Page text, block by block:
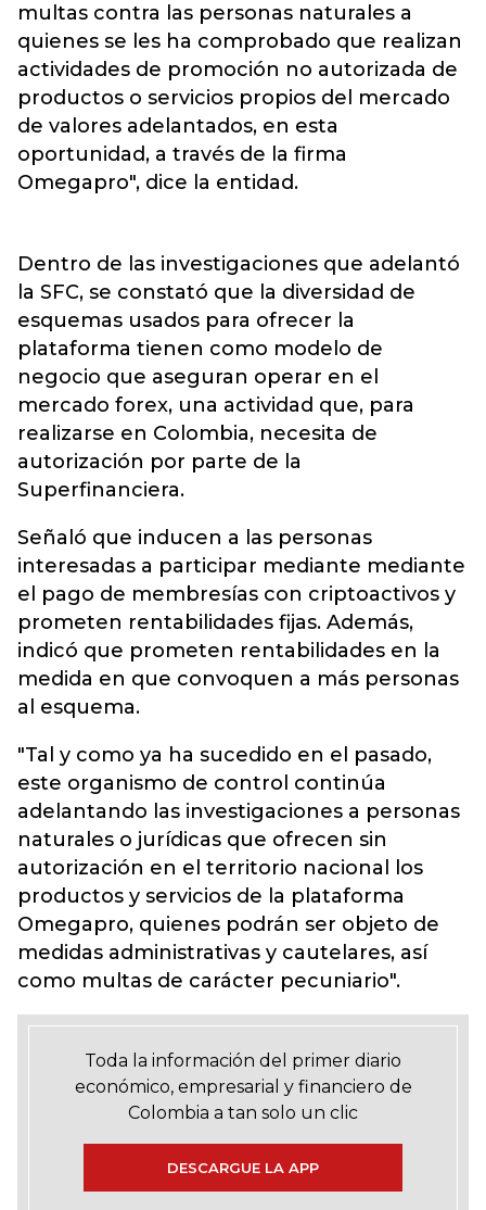
multas contra las personas naturales a
quienes se les ha comprobado que realizan
actividades de promoción no autorizada de
productos o servicios propios del mercado
de valores adelantados, en esta
oportunidad, a través de la firma
Omegapro", dice la entidad.
Dentro de las investigaciones que adelantó
la SFC, se constató que la diversidad de
esquemas usados para ofrecer la
plataforma tienen como modelo de
negocio que aseguran operar en el
mercado forex, una actividad que, para
realizarse en Colombia, necesita de
autorización por parte de la
Superfinanciera.
Señaló que inducen a las personas
interesadas a participar mediante mediante
el pago de membresías con criptoactivos y
prometen rentabilidades fijas. Además,
indicó que prometen rentabilidades en la
medida en que convoquen a más personas
al esquema.
"Tal y como ya ha sucedido en el pasado,
este organismo de control continúa
adelantando las investigaciones a personas
naturales o jurídicas que ofrecen sin
autorización en el territorio nacional los
productos y servicios de la plataforma
Omegapro, quienes podrán ser objeto de
medidas administrativas y cautelares, así
como multas de carácter pecuniario".
Toda la información del primer diario
económico, empresarial y financiero de
Colombia a tan solo un clic
DESCARGUE LA APP